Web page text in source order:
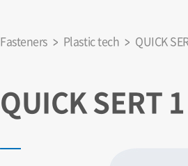
Fasteners Plastic tech QUICK
QUICK SERT 1